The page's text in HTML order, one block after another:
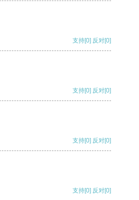
支持[0] 反对[0]
支持[0] 反对[0]
支持[0] 反对[0]
支持[0] 反对[0]